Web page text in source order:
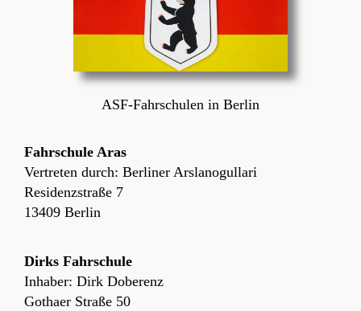
ASF-Fahrschulen in Berlin
Fahrschule Aras
Vertreten durch: Berliner Arslanogullari
Residenzstraße 7
13409 Berlin
Dirks Fahrschule
Inhaber: Dirk Doberenz
Gothaer Straße 50